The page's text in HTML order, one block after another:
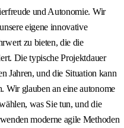
und Autonomie. Wir
eigene innovative
zu bieten, die die
Die typische Projektdauer
Jahren, und die Situation kann
Wir glauben an eine autonome
was Sie tun, und die
moderne agile Methoden